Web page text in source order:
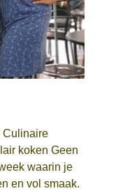
Culinaire
koken Geen
waarin je
en vol smaak.